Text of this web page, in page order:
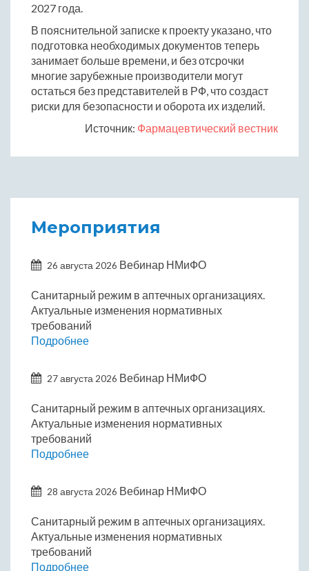
2027 года.
В пояснительной записке к проекту указано, что
подготовка необходимых документов теперь
занимает больше времени, и без отсрочки
многие зарубежные производители могут
остаться без представителей в РФ, что создаст
риски для безопасности и оборота их изделий.
Источник: Фармацевтический вестник
Мероприятия
26 августа 2026 Вебинар НМиФО
Санитарный режим в аптечных организациях.
Актуальные изменения нормативных
требований
Подробнее
27 августа 2026 Вебинар НМиФО
Санитарный режим в аптечных организациях.
Актуальные изменения нормативных
требований
Подробнее
28 августа 2026 Вебинар НМиФО
Санитарный режим в аптечных организациях.
Актуальные изменения нормативных
требований
Подробнее